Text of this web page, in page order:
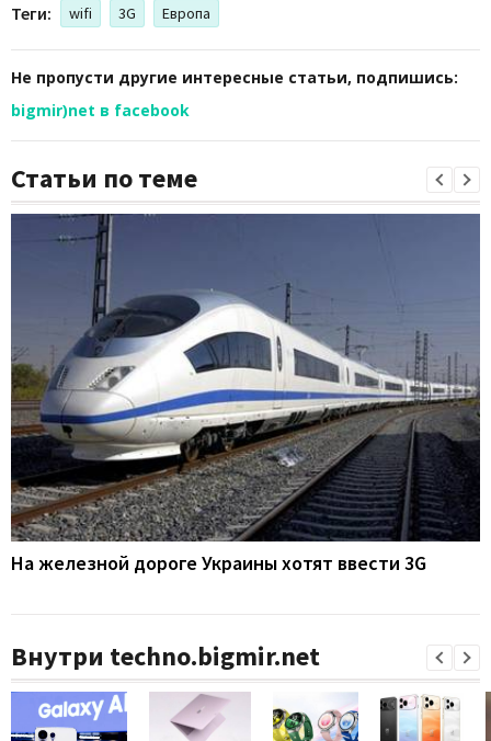
Теги: wifi 3G Европа
Не пропусти другие интересные статьи, подпишись:
bigmir)net в facebook
Статьи по теме
На железной дороге Украины хотят ввести 3G
Внутри techno.bigmir.net